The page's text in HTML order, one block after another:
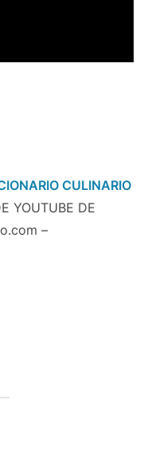
CULINARIO
YOUTUBE DE
–